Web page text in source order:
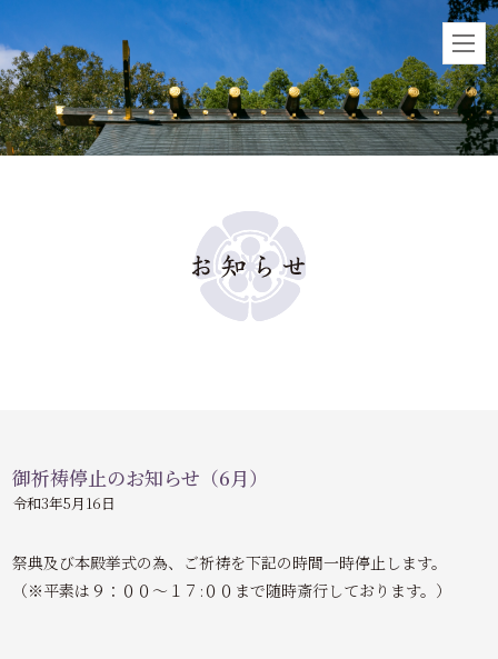
御祈祷停止のお知らせ（6月）
令和3年5月16日
祭典及び本殿挙式の為、ご祈祷を下記の時間一時停止します。
（※平素は９：００～１７:００まで随時斎行しております。）